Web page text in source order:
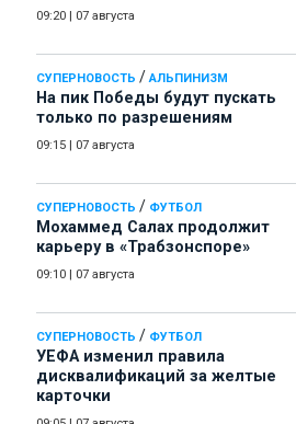
09:20 07 августа
СУПЕРНОВОСТЬ / АЛЬПИНИЗМ
На пик Победы будут пускать
только по разрешениям
09:15 07 августа
СУПЕРНОВОСТЬ / ФУТБОЛ
Мохаммед Салах продолжит
карьеру в «Трабзонспоре»
09:10 07 августа
СУПЕРНОВОСТЬ / ФУТБОЛ
УЕФА изменил правила
дисквалификаций за желтые
карточки